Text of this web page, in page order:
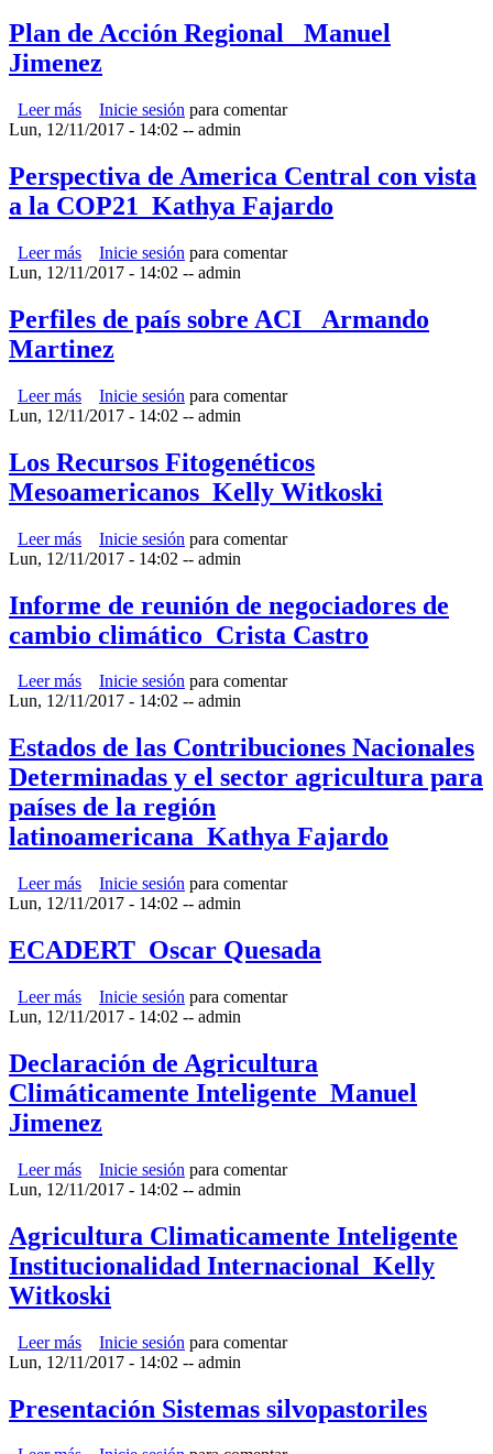
Plan de Acción Regional_ Manuel
Jimenez
Leer más sobre Plan de Acción Regional_ Manuel Jimenez
Inicie sesión para comentar
Lun, 12/11/2017 - 14:02 -- admin
Perspectiva de America Central con vista
a la COP21_Kathya Fajardo
Leer más sobre Perspectiva de America Central con vista a la
COP21_Kathya Fajardo
Inicie sesión para comentar
Lun, 12/11/2017 - 14:02 -- admin
Perfiles de país sobre ACI _Armando
Martinez
Leer más sobre Perfiles de país sobre ACI _Armando Martinez
Inicie sesión para comentar
Lun, 12/11/2017 - 14:02 -- admin
Los Recursos Fitogenéticos
Mesoamericanos_Kelly Witkoski
Leer más sobre Los Recursos Fitogenéticos Mesoamericanos_Kelly
Witkoski
Inicie sesión para comentar
Lun, 12/11/2017 - 14:02 -- admin
Informe de reunión de negociadores de
cambio climático_Crista Castro
Leer más sobre Informe de reunión de negociadores de cambio
climático_Crista Castro
Inicie sesión para comentar
Lun, 12/11/2017 - 14:02 -- admin
Estados de las Contribuciones Nacionales
Determinadas y el sector agricultura para
países de la región
latinoamericana_Kathya Fajardo
Leer más sobre Estados de las Contribuciones Nacionales
Determinadas y el sector agricultura para países de la
Inicie sesión para comentar
Lun, 12/11/2017 - 14:02 -- admin
ECADERT_Oscar Quesada
Leer más sobre ECADERT_Oscar Quesada
Inicie sesión para comentar
Lun, 12/11/2017 - 14:02 -- admin
Declaración de Agricultura
Climáticamente Inteligente_Manuel
Jimenez
Leer más sobre Declaración de Agricultura Climáticamente
Inteligente_Manuel Jimenez
Inicie sesión para comentar
Lun, 12/11/2017 - 14:02 -- admin
Agricultura Climaticamente Inteligente
Institucionalidad Internacional_Kelly
Witkoski
Leer más sobre Agricultura Climaticamente Inteligente
Institucionalidad Internacional_Kelly Witkoski
Inicie sesión para comentar
Lun, 12/11/2017 - 14:02 -- admin
Presentación Sistemas silvopastoriles